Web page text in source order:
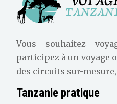
Vous souhaitez
participez à un voyage
des circuits sur-
Tanzanie pratique